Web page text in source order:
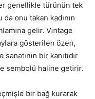
genellikle türünün tek
onu takan kadının
gelir. Vintage
gösterilen özen,
bir kanıtıdır
sembolü haline getirir.
bir bağ kurarak